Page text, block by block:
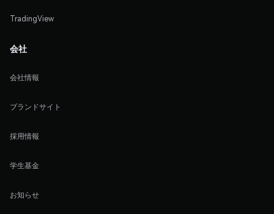
TradingView
会社
会社情報
ブランドサイト
採用情報
学生基金
お知らせ